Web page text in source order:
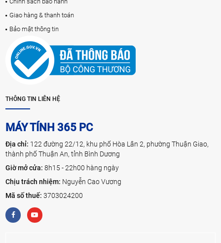
Giao hàng & thanh toán
Bảo mật thông tin
THÔNG TIN LIÊN HỆ
MÁY TÍNH 365 PC
Địa chỉ: 122 đường 22/12, khu phố Hòa Lân 2, phường Thuận Giao,
thành phố Thuận An, tỉnh Bình Dương
Giờ mở cửa:8h15 - 22h00 hàng ngày
Chịu trách nhiệm: Nguyễn Cao Vương
Mã số thuế:3703024200